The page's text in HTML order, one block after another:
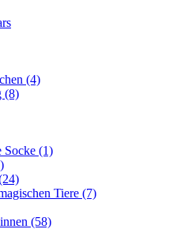
(4)
(8)
Socke (1)
Tiere (7)
(58)